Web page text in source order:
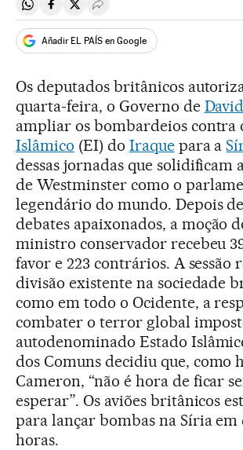
Compartir en Whatsapp
Compartir en Facebook
Compartir en Twitter
Desplegar Redes Sociales
Añadir EL PAÍS en Google
Os deputados britânicos
quarta-feira, o Governo de
ampliar os bombardeios contra
Islâmico (EI) do Iraquepara a
dessas jornadas que solidificam
de Westminster como o
legendário do mundo. Depois
debates apaixonados, a moção
ministro conservador recebeu
favor e 223 contrários. A sessão
divisão existente na sociedade
como em todo o Ocidente, a
combater o terror global
autodenominado Estado
dos Comuns decidiu que, como
Cameron, “não é hora de ficar
esperar”. Os aviões britânicos
para lançar bombas na Síria em
horas.